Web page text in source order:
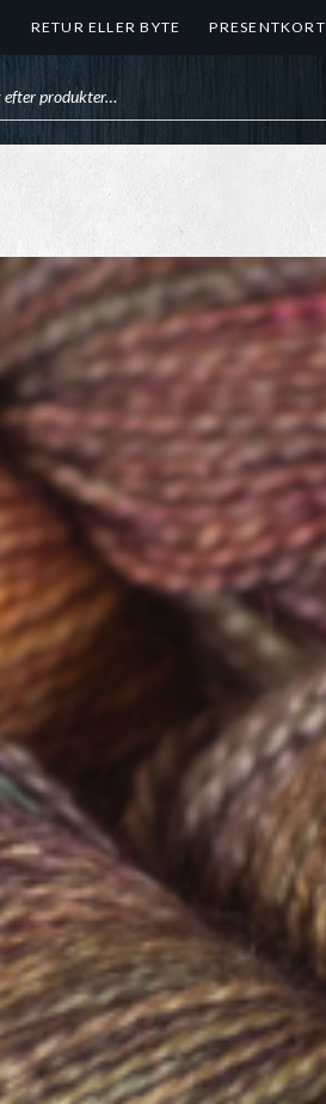
RETUR ELLER BYTE PRESENTKORT